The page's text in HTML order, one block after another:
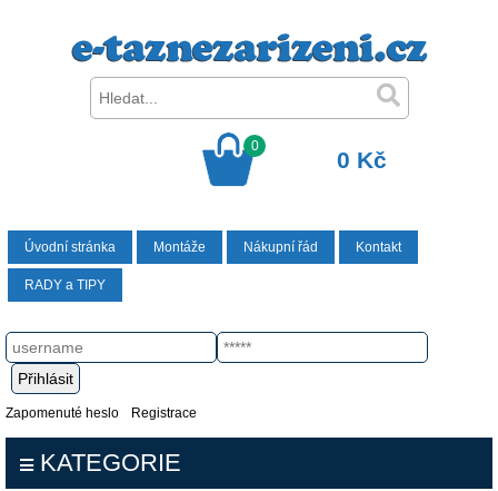
0
0 Kč
Úvodní stránka Montáže Nákupní řád Kontakt
RADY a TIPY
Zapomenuté heslo Registrace
KATEGORIE